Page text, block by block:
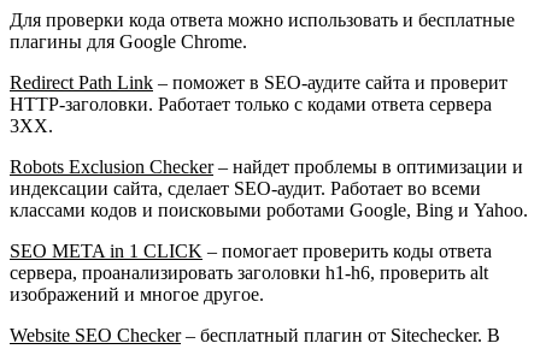
Для проверки кода ответа можно использовать и бесплатные
плагины для Google Chrome.
Redirect Path Link – поможет в SEO-аудите сайта и проверит
HTTP-заголовки. Работает только с кодами ответа сервера
3XX.
Robots Exclusion Checker– найдет проблемы в оптимизации и
индексации сайта, сделает SEO-аудит. Работает во всеми
классами кодов и поисковыми роботами Google, Bing и Yahoo.
SEO META in 1 CLICK – помогает проверить коды ответа
сервера, проанализировать заголовки h1-h6, проверить alt
изображений и многое другое.
Website SEO Checker– бесплатный плагин от Sitechecker. В